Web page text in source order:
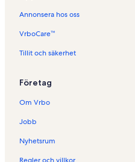
d
a
f
S
m
e
s
t
Annonsera hos oss
VrboCare™
Tillit och säkerhet
Företag
Om Vrbo
Jobb
Nyhetsrum